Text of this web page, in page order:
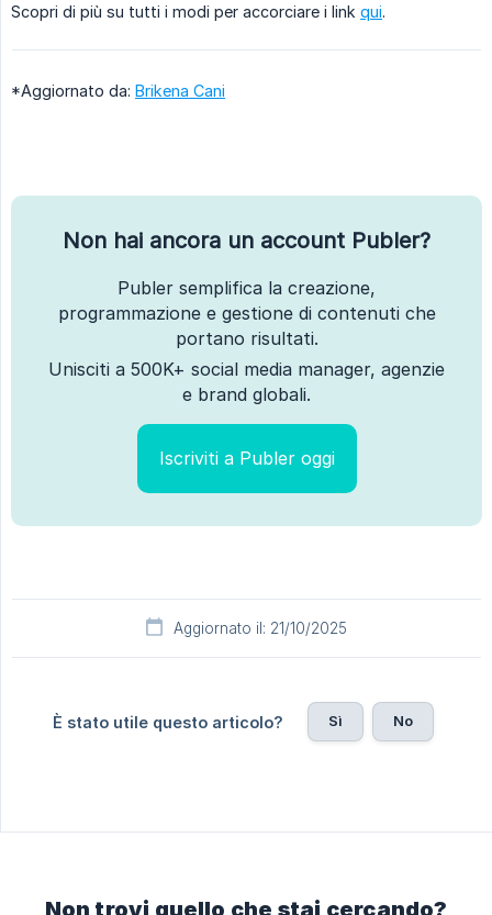
Scopri di più su tutti i modi per accorciare i link qui.
*Aggiornato da: Brikena Cani
Non hai ancora un account Publer?
Publer semplifica la creazione,
programmazione e gestione di contenuti che
portano risultati.
Unisciti a 500K+ social media manager, agenzie
e brand globali.
Iscriviti a Publer oggi
Aggiornato il: 21/10/2025
È stato utile questo articolo? Sì No
Non trovi quello che stai cercando?